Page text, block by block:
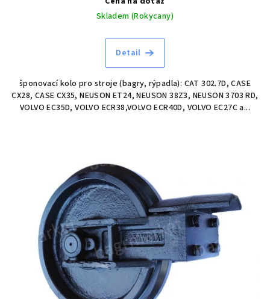
Skladem (Rokycany)
Detail
šponovací kolo pro stroje (bagry, rýpadla): CAT 302.7D, CASE
CX28, CASE CX35, NEUSON ET24, NEUSON 38Z3, NEUSON 3703 RD,
VOLVO EC35D, VOLVO ECR38,VOLVO ECR40D, VOLVO EC27C a...